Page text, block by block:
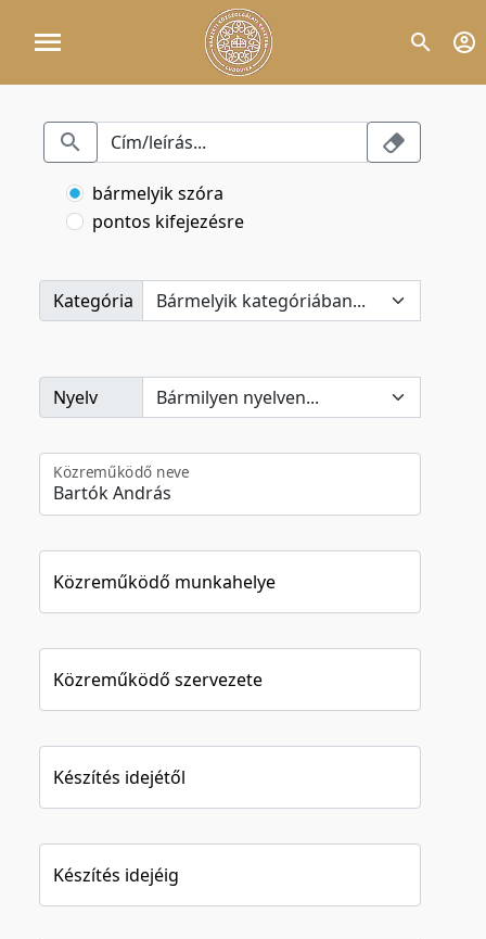
bármelyik szóra
pontos kifejezésre
Kategória
Nyelv
Közreműködő neve
Közreműködő munkahelye
Közreműködő szervezete
Készítés idejétől
Készítés idejéig